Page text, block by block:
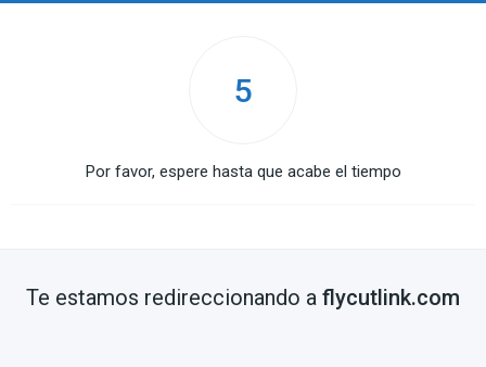
5
Por favor, espere hasta que acabe el tiempo
Te estamos redireccionando a flycutlink.com